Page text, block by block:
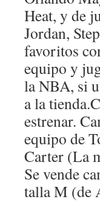
Heat, y de
Jordan,
favoritos
equipo y
la NBA, si
a la
estrenar.
equipo de
Carter (La
Se vende
talla M (de